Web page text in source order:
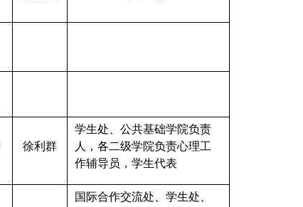
徐利群
学生处、公共基础学院负责
人，各二级学院负责心理工
作辅导员，学生代表
国际合作交流处、学生处、